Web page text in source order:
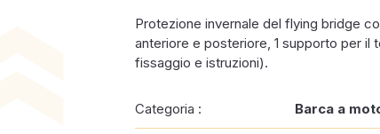
Protezione invernale del flying bridge
anteriore e posteriore, 1 supporto per il
fissaggio e istruzioni).
Categoria : Barca a